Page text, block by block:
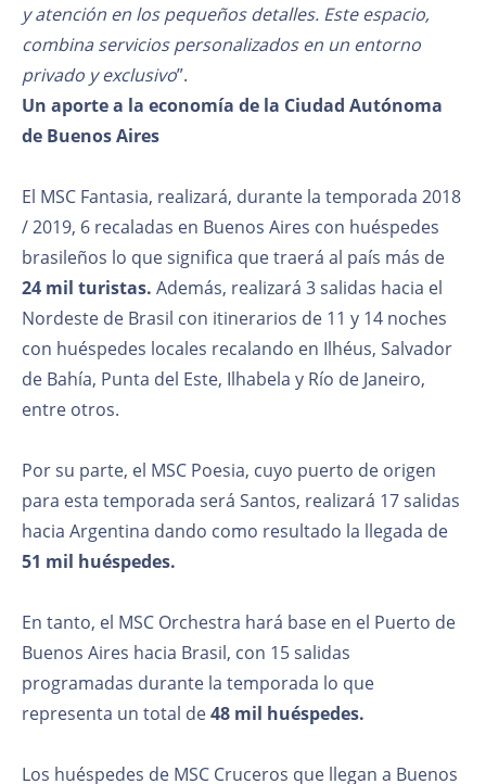
y atención en los pequeños detalles. Este espacio,
combina servicios personalizados en un entorno
privado y exclusivo”.
Un aporte a la economía de la Ciudad Autónoma
de Buenos Aires
El MSC Fantasia, realizará, durante la temporada 2018
/ 2019, 6 recaladas en Buenos Aires con huéspedes
brasileños lo que significa que traerá al país más de
24 mil turistas. Además, realizará 3 salidas hacia el
Nordeste de Brasil con itinerarios de 11 y 14 noches
con huéspedes locales recalando en Ilhéus, Salvador
de Bahía, Punta del Este, Ilhabela y Río de Janeiro,
entre otros.
Por su parte, el MSC Poesia, cuyo puerto de origen
para esta temporada será Santos, realizará 17 salidas
hacia Argentina dando como resultado la llegada de
51 mil huéspedes.
En tanto, el MSC Orchestra hará base en el Puerto de
Buenos Aires hacia Brasil, con 15 salidas
programadas durante la temporada lo que
representa un total de48 mil huéspedes.
Los huéspedes de MSC Cruceros que llegan a Buenos